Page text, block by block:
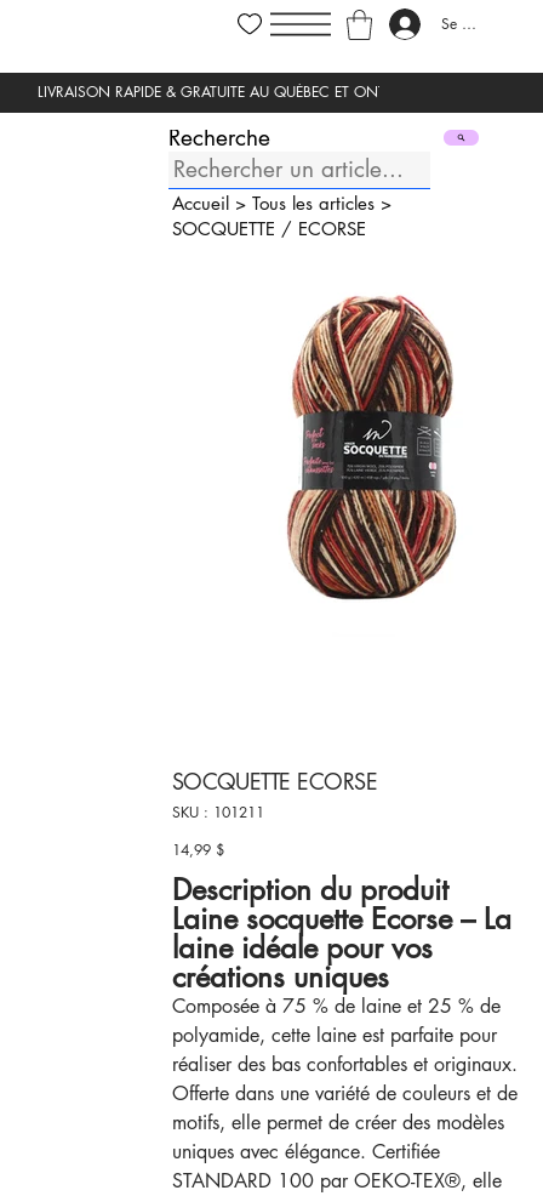
Se connecter
Recherche
Accueil> Tous les articles>
SOCQUETTE / ECORSE
SOCQUETTE ECORSE
SKU :
SKU
101211
101211
Prix
14,99 $
Description du produit
Laine socquette Ecorse – La
laine idéale pour vos
créations uniques
Composée à 75 % de laine et 25 % de
polyamide, cette laine est parfaite pour
réaliser des bas confortables et originaux.
Offerte dans une variété de couleurs et de
motifs, elle permet de créer des modèles
uniques avec élégance. Certifiée
STANDARD 100 par OEKO-TEX®, elle